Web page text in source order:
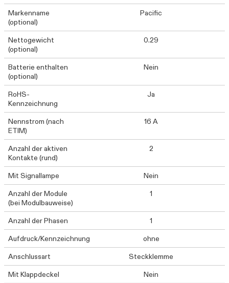
Markenname
(optional)
Pacific
Nettogewicht
(optional)
0.29
Batterie enthalten
(optional)
Nein
RoHS-
Kennzeichnung
Ja
Nennstrom (nach
ETIM)
16 A
Anzahl der aktiven
Kontakte (rund)
2
Mit Signallampe
Nein
Anzahl der Module
(bei Modulbauweise)
1
Anzahl der Phasen
1
Aufdruck/Kennzeichnung
ohne
Anschlussart
Steckklemme
Mit Klappdeckel
Nein